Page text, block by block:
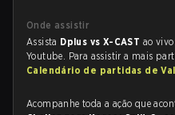
Onde assistir
Assista Dplus vs X-CAST ao
Youtube. Para assistir a mais
Calendário de partidas de
Acompanhe toda a ação que